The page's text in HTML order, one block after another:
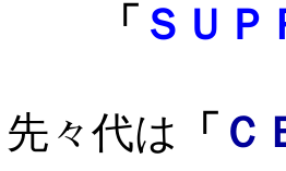
「 ＳＵＰ
先々代は 「 Ｃ